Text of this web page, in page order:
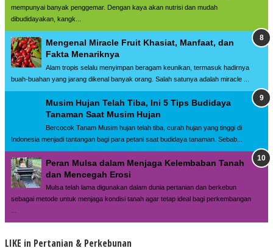
mempunyai banyak penggemar. Dengan kaya akan nutrisi dan mudah
dibudidayakan, kangk...
Mengenal Miracle Fruit Khasiat, Manfaat, dan
Fakta Menariknya
Alam tropis selalu menyimpan beragam keunikan, termasuk hadirnya
buah-buahan yang jarang dikenal banyak orang. Salah satunya adalah miracle ...
Musim Hujan Telah Tiba, Ini 5 Tips Budidaya
Tanaman Saat Musim Hujan
Bercocok Tanam Musim hujan telah tiba, curah hujan yang tinggi di
Indonesia menjadi tantangan bagi para petani saat budidaya tanaman. Sebab...
Peran Mulsa dalam Menjaga Kelembaban Tanah
dan Mencegah Erosi
Mulsa telah lama digunakan dalam dunia pertanian dan berkebun
sebagai metode untuk menjaga kondisi tanah agar tetap ideal bagi perkembangan
LIKE in Pertanian & Perkebunan